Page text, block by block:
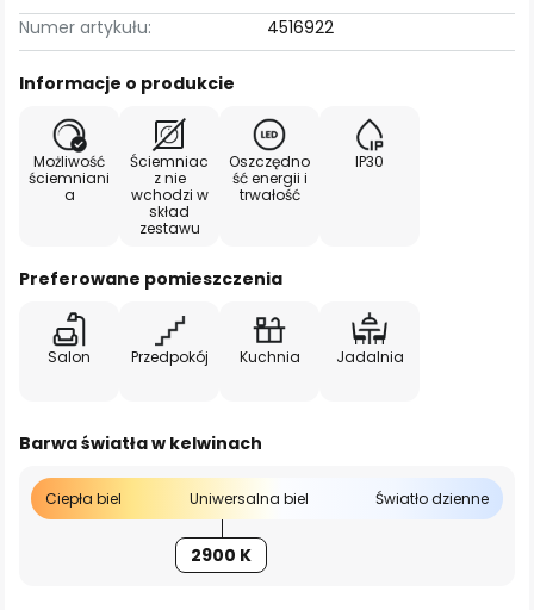
Numer artykułu:
4516922
Informacje o produkcie
Możliwość
ściemniani
a
Ściemniac
z nie
wchodzi w
skład
zestawu
Oszczędno
ść energii i
trwałość
IP30
Preferowane pomieszczenia
Salon Przedpokój Kuchnia Jadalnia
Barwa światła w kelwinach
Ciepła biel Uniwersalna biel Światło dzienne
2900 K